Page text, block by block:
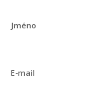
Jméno
E-mail